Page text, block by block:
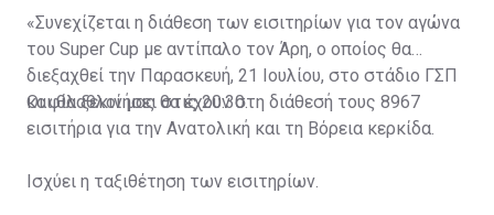
«Συνεχίζεται η διάθεση των εισιτηρίων για τον αγώνα
του Super Cup με αντίπαλο τον Άρη, ο οποίος θα
διεξαχθεί την Παρασκευή, 21 Ιουλίου, στο στάδιο ΓΣΠ
και θα ξεκινήσει στις 20:30.
Οι φίλαθλοί μας θα έχουν στη διάθεσή τους 8967
εισιτήρια για την Ανατολική και τη Βόρεια κερκίδα.
Ισχύει η ταξιθέτηση των εισιτηρίων.